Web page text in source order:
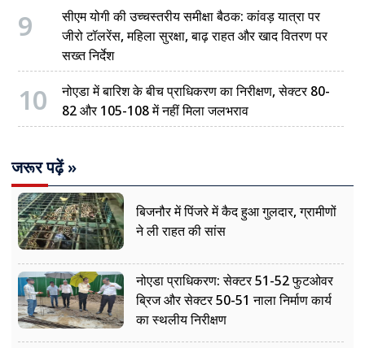
9
सीएम योगी की उच्चस्तरीय समीक्षा बैठक: कांवड़ यात्रा पर
जीरो टॉलरेंस, महिला सुरक्षा, बाढ़ राहत और खाद वितरण पर
सख्त निर्देश
10
नोएडा में बारिश के बीच प्राधिकरण का निरीक्षण, सेक्टर 80-
82 और 105-108 में नहीं मिला जलभराव
जरूर पढ़ें »
बिजनौर में पिंजरे में कैद हुआ गुलदार, ग्रामीणों
ने ली राहत की सांस
नोएडा प्राधिकरण: सेक्टर 51-52 फुटओवर
ब्रिज और सेक्टर 50-51 नाला निर्माण कार्य
का स्थलीय निरीक्षण